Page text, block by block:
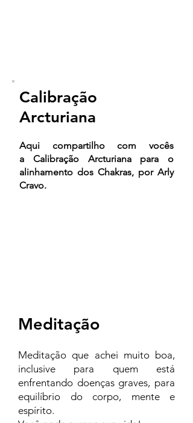
Calibração
Arcturiana
Aqui compartilho com vocês
a Calibração Arcturiana para o
alinhamento dos Chakras, por Arly
Cravo.
Meditação
Meditação que achei muito boa,
inclusive para quem está
enfrentando doenças graves, para
equilíbrio do corpo, mente e
espírito.